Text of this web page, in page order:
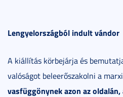
Lengyelországból indult vándor
A kiállítás körbejárja és
valóságot beleerőszakolni a
vasfüggönynek azon az